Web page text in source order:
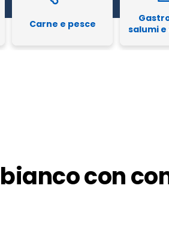
Carne e pesce
salumi
con